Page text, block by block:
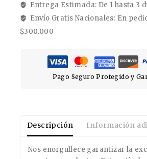
Entrega Estimada: De 1 hasta 3
Envío Gratis Nacionales: En
$300.000
Pago Seguro Protegido y
Descripción Información
Nos enorgullece garantizar la